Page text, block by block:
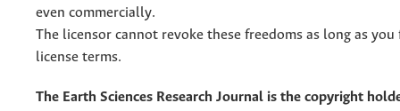
even commercially.
The licensor cannot revoke these freedoms as long as
license terms.
The Earth Sciences Research Journal is the copyright